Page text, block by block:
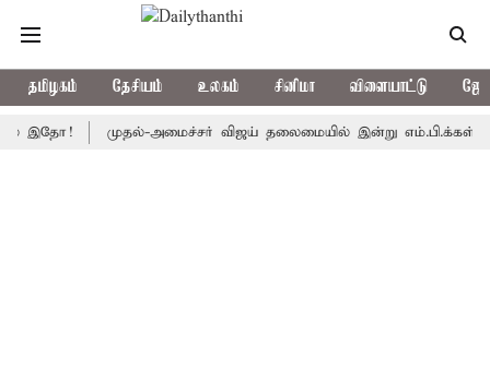
தமிழகம் தேசியம் உலகம் சினிமா விளையாட்டு
முதல்-அமைச்சர் விஜய் தலைமையில் இன்று எம்.பி.க்கள் கூட்டம்: